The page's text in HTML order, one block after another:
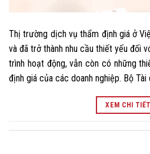
Thị trường dịch vụ thẩm định giá ở
và đã trở thành nhu cầu thiết yếu đối
trình hoạt động, vẫn còn có những
định giá của các doanh nghiệp. Bộ Tài
XEM CHI TIẾT